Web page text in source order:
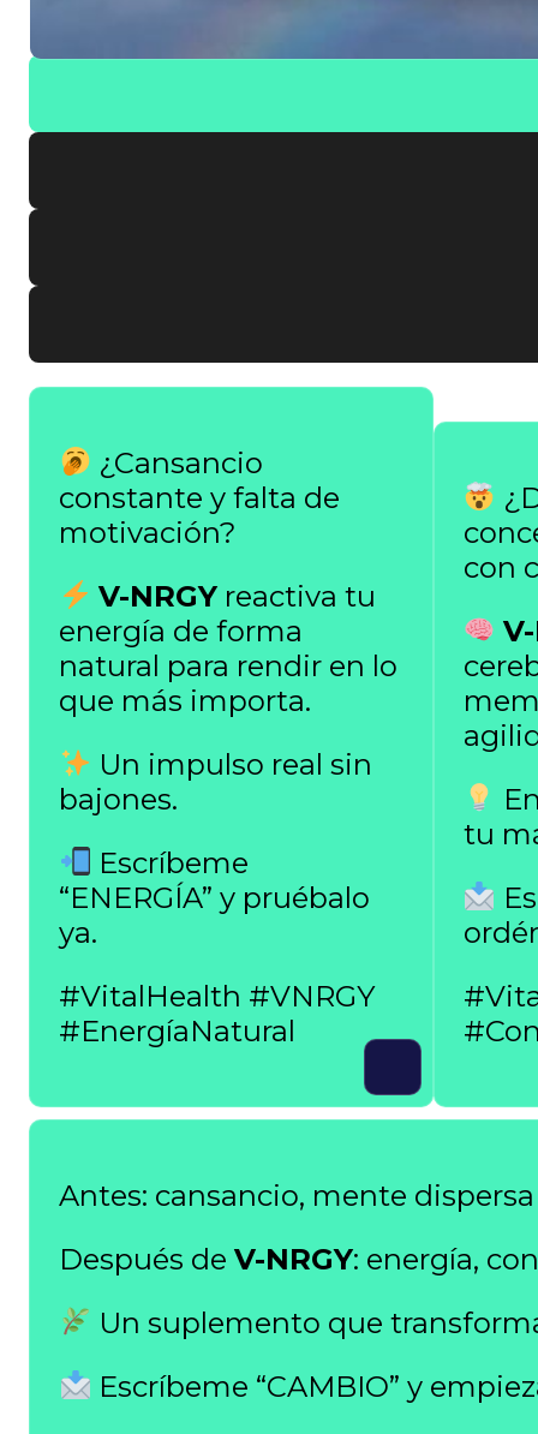
¿Cansancio
constante y falta de
motivación?
V-NRGY reactiva tu
energía de forma
natural para rendir en lo
que más importa.
Un impulso real sin
bajones.
Escríbeme
“ENERGÍA” y pruébalo
ya.
#VitalHealth #VNRGY
#EnergíaNatural
con
tu
Antes: cansancio, mente
Después de V-NRGY: energía,
Un suplemento que
Escríbeme “CAMBIO” y